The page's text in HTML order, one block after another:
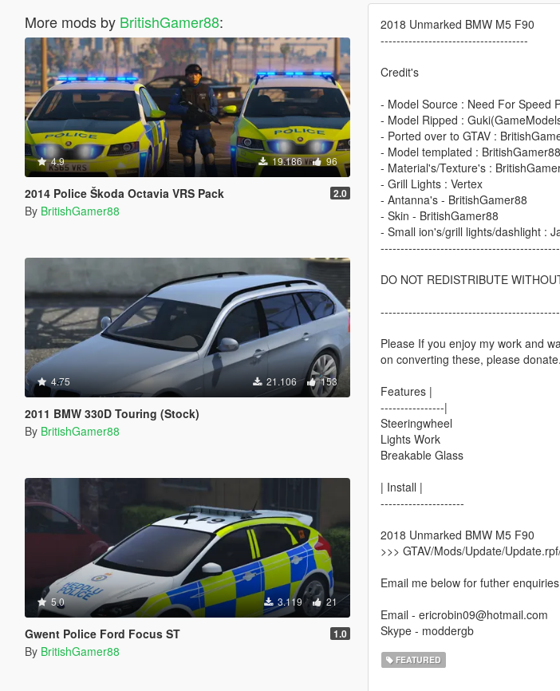
More mods by BritishGamer88:
4.9 19.186 96
2014 Police Škoda Octavia VRS Pack 2.0
By BritishGamer88
4.75 21.106 153
2011 BMW 330D Touring (Stock)
By BritishGamer88
5.0 3.119 21
Gwent Police Ford Focus ST 1.0
By BritishGamer88
2018 Unmarked BMW M5 F90
-------------------------------------
Credit's
- Model Source : Need For Speed
- Model Ripped :
- Ported over to GTAV :
- Model templated : BritishGamer88
- Material's/Texture's :
- Grill Lights : Vertex
- Antanna's - BritishGamer88
- Skin - BritishGamer88
- Small ion's/grill lights/dashlight :
DO NOT REDISTRIBUTE
Please If you enjoy my work and
on converting these, please
Features |
----------------|
Steeringwheel
Lights Work
Breakable Glass
| Install |
---------------------
2018 Unmarked BMW M5 F90
>>> GTAV/Mods/Update/
Email me below for futher
Email - ericrobin09@hotmail.com
Skype - moddergb
FEATURED